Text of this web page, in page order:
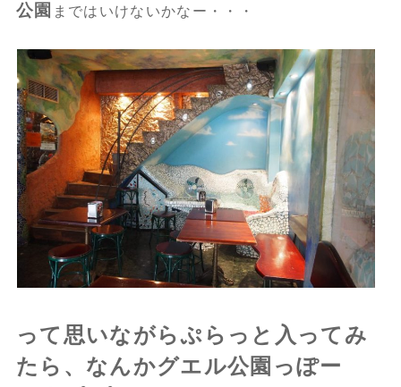
公園 まではいけないかなー・・・
って思いながらぷらっと入ってみ
たら、なんかグエル公園っぽー